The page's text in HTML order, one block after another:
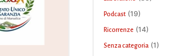
Podcast(19)
Ricorrenze (14)
Senza categoria(1)